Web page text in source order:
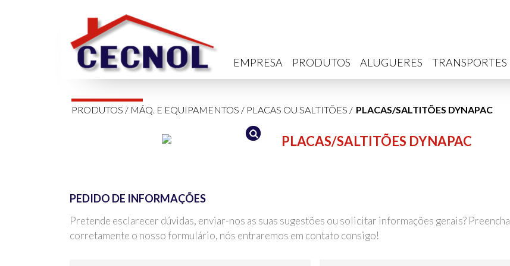
EMPRESA PRODUTOS ALUGUERES TRANSPORTES
PRODUTOS / MÁQ. E EQUIPAMENTOS / PLACAS OU SALTITÕES / PLACAS/SALTITÕES DYNAPAC
PLACAS/SALTITÕES DYNAPAC
PEDIDO DE INFORMAÇÕES
Pretende esclarecer dúvidas, enviar-nos as suas sugestões ou solicitar informações gerais? Preencha
corretamente o nosso formulário, nós entraremos em contato consigo!